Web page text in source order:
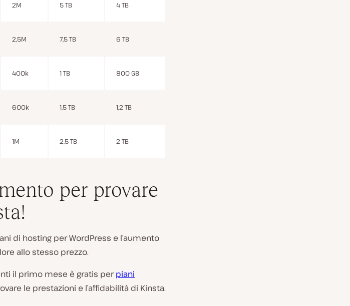
2M 5 TB 4 TB
2,5M 7,5 TB 6 TB
400k 1 TB 800 GB
600k 1,5 TB 1,2 TB
1M 2,5 TB 2 TB
per provare
di hosting per WordPress e l’aumento
allo stesso prezzo.
il primo mese è gratis perpiani
le prestazioni e l’affidabilità di Kinsta.